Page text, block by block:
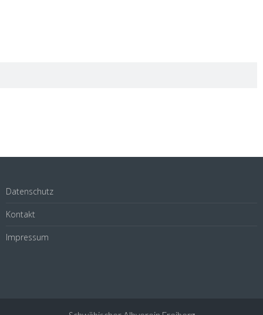
Datenschutz
Kontakt
Impressum